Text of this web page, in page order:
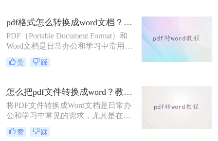
何将pdf转换成word呢？本文将详细介
绍几种将PDF转换为Word文档的有效
方法，帮助你在不同场景下选择最合
适的转换工具。
pdf格式怎么转换成word文档？教你5招轻松搞定！
PDF（Portable Document Format）和
Word文档是日常办公和学习中常用的
两种文件格式。PDF文件因其格式稳
定、跨平台兼容性强而广受欢迎，但
文档的灵活性则更胜一筹。因此，将
PDF文件转换为Word文档成为了一个
常见的需求。那么pdf格式怎么转换成
word文档呢？以下将详细介绍几种将
PDF格式转换成Word文档的方法。
赞 踩
怎么把pdf文件转换成word？教你几种轻松转换pdf格式方法！
将PDF文件转换成Word文档是日常办
公和学习中常见的需求，尤其是在需
要编辑或修改PDF内容时。那么怎么
把pdf文件转换成word呢？以下将详细
赞 踩